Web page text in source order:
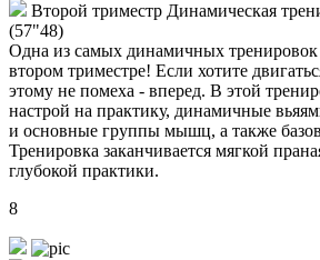
Второй триместр Динамическая
(57"48)
Одна из самых динамичных тренировок
втором триместре! Если хотите
этому не помеха - вперед. В этой
настрой на практику, динамичные
и основные группы мышц, а также
Тренировка заканчивается мягкой
глубокой практики.
8